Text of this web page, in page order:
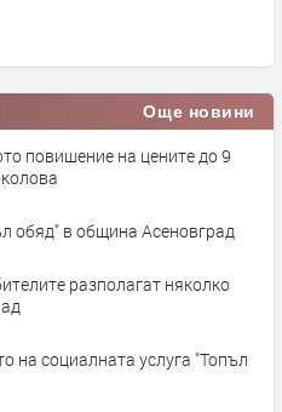
Още новини
повишение на цените до 9
обяд" в община Асеновград
разполагат няколко
на социалната услуга "Топъл